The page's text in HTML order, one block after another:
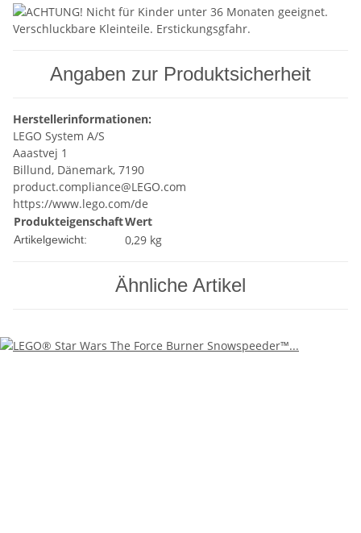
Angaben zur Produktsicherheit
Herstellerinformationen:
LEGO System A/S
Aaastvej 1
Billund, Dänemark, 7190
product.compliance@LEGO.com
https://www.lego.com/de
ProdukteigenschaftWert
Artikelgewicht: 0,29 kg
Ähnliche Artikel